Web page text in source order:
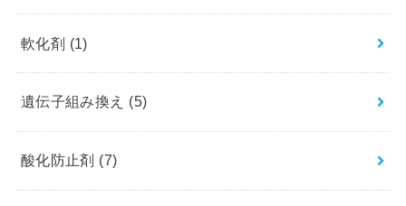
軟化剤 (1)
遺伝子組み換え (5)
酸化防止剤 (7)